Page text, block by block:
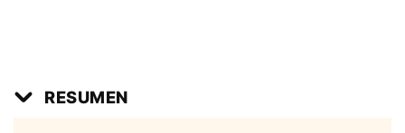
RESUMEN